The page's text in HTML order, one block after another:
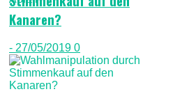
Kanaren?
- 27/05/2019 0